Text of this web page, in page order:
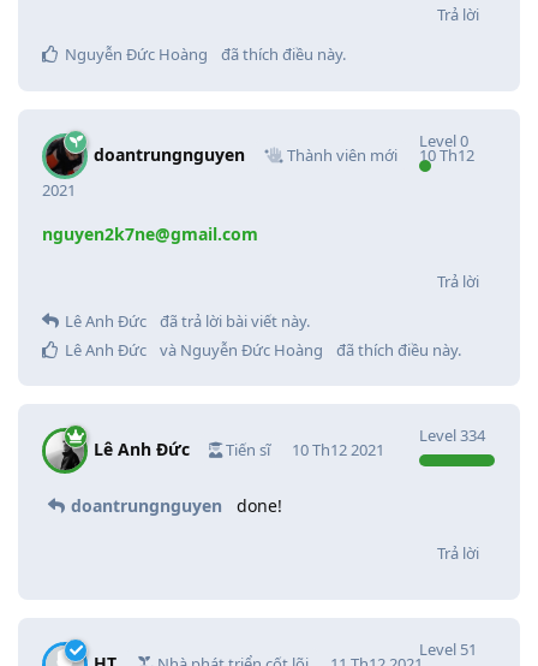
Trả lời
Nguyễn Đức Hoàng
đã thích điều này.
doantrungnguyen Thành viên mới
Level0
10 Th12
2021
nguyen2k7ne@gmail.com
Trả lời
Lê Anh Đức
đã trả lời bài viết này.
Lê Anh Đức
và Nguyễn Đức Hoàng đã thích điều này.
Lê Anh Đức Tiến sĩ
Level334
10 Th12 2021
doantrungnguyen done!
Trả lời
Level 51